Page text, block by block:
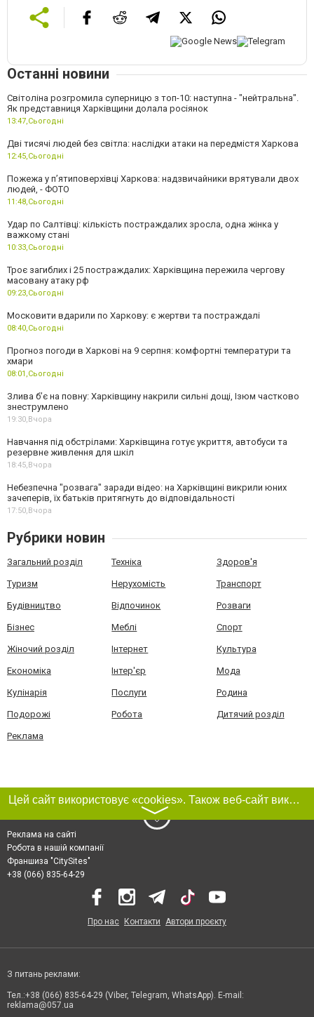
Останні новини
Світоліна розгромила суперницю з топ-10: наступна - "нейтральна".
Як представниця Харківщини долала росіянок
13:47,Сьогодні
Дві тисячі людей без світла: наслідки атаки на передмістя Харкова
12:45,Сьогодні
Пожежа у п’ятиповерхівці Харкова: надзвичайники врятували двох
людей, - ФОТО
11:48,Сьогодні
Удар по Салтівці: кількість постраждалих зросла, одна жінка у
важкому стані
10:33,Сьогодні
Троє загиблих і 25 постраждалих: Харківщина пережила чергову
масовану атаку рф
09:23,Сьогодні
Московити вдарили по Харкову: є жертви та постраждалі
08:40,Сьогодні
Прогноз погоди в Харкові на 9 серпня: комфортні температури та
хмари
08:01,Сьогодні
Злива б’є на повну: Харківщину накрили сильні дощі, Ізюм частково
знеструмлено
19:30,Вчора
Навчання під обстрілами: Харківщина готує укриття, автобуси та
резервне живлення для шкіл
18:45,Вчора
Небезпечна "розвага" заради відео: на Харківщині викрили юних
зачеперів, їх батьків притягнуть до відповідальності
17:50,Вчора
Рубрики новин
Загальний розділ Техніка Здоров'я
Туризм Нерухомість Транспорт
Будівництво Відпочинок Розваги
Бізнес Меблі Спорт
Жіночий розділ Інтернет Культура
Економіка Інтер'єр Мода
Кулінарія Послуги Родина
Подорожі Робота Дитячий розділ
Реклама
Цей сайт використовує «cookies». Також веб-сайт використовує інтернет-сервіс для збору технічних даних стосовно відвідувачів з метою отримання маркетингової та статистичної інформації. Умови обробки даних відвідувачів сайту див.
〉
Реклама на сайті
Робота в нашій компанії
Франшиза "CitySites"
+38 (066) 835-64-29
Про нас Контакти Автори проєкту
З питань реклами:
Тел.:+38 (066) 835-64-29 (Viber, Telegram, WhatsApp). E-mail:
reklama@057.ua